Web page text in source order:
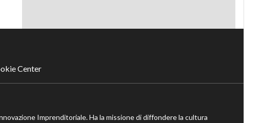
Center
Imprenditoriale. Ha la missione di diffondere la cultura